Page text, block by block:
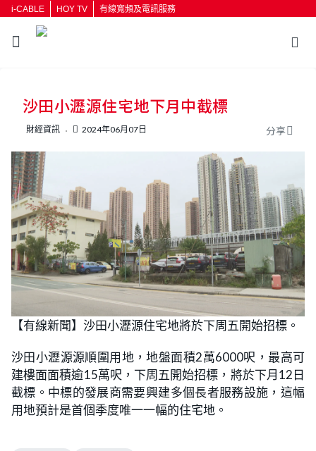
i-CABLE HOY TV 有線寬頻及電訊服務
按輸入鍵開始搜尋
沙田小瀝源住宅地下月中截標
財經資訊 2024年06月07日 分享
【有線新聞】沙田小瀝源住宅地將於下周五開始招標。
沙田小瀝源源順圍用地，地盤面積2萬6000呎，最高可
建樓面面積逾15萬呎，下周五開始招標，將於下月12日
截標。中標的發展商需要興建多個長者服務設施，這幅
用地預計是首個季度唯一一幅的住宅地。